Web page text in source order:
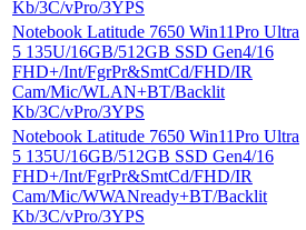
Kb/3C/vPro/3YPS
Notebook Latitude 7650 Win11Pro Ultra
5 135U/16GB/512GB SSD Gen4/16
FHD+/Int/FgrPr&SmtCd/FHD/IR
Cam/Mic/WLAN+BT/Backlit
Kb/3C/vPro/3YPS
Notebook Latitude 7650 Win11Pro Ultra
5 135U/16GB/512GB SSD Gen4/16
FHD+/Int/FgrPr&SmtCd/FHD/IR
Cam/Mic/WWANready+BT/Backlit
Kb/3C/vPro/3YPS